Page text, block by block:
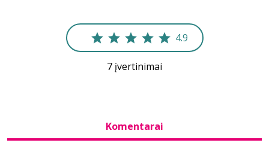
Bibliotekoms
info@elvislab.lt
4.9
7 įvertinimai
Komentarai